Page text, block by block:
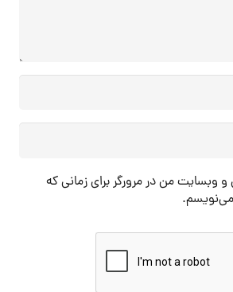
و وبسایت من در مرورگر برای زمانی که
می‌نویسم.